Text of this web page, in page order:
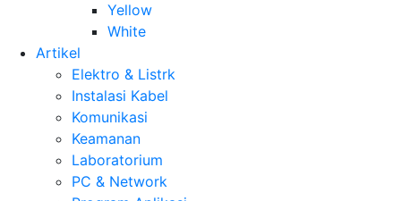
Yellow
White
Artikel
Elektro & Listrk
Instalasi Kabel
Komunikasi
Keamanan
Laboratorium
PC & Network